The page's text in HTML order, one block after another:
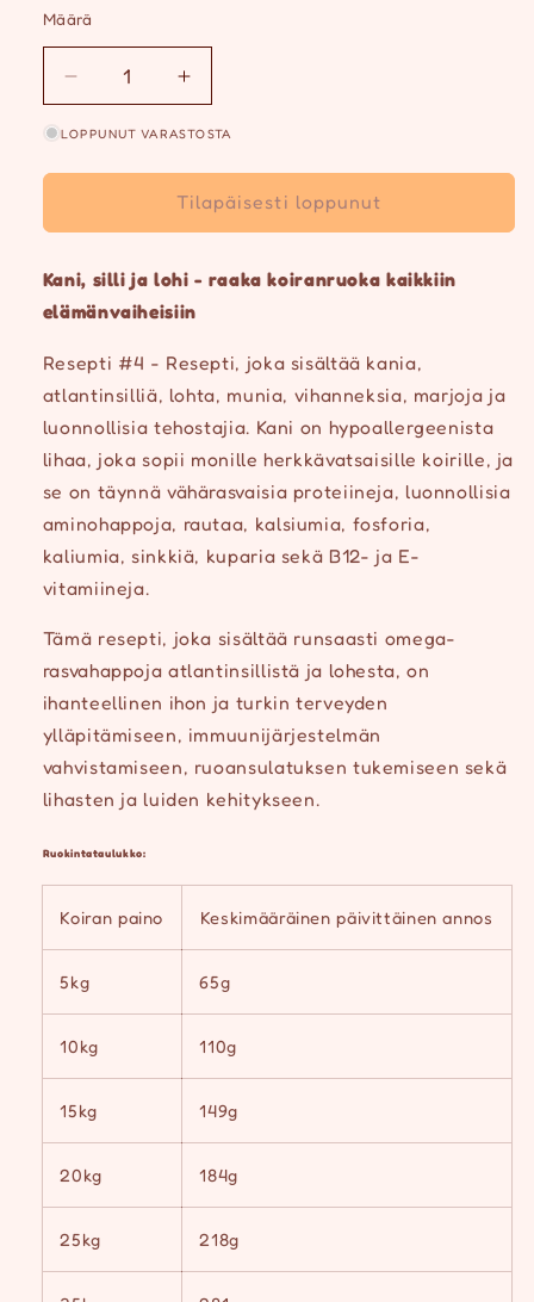
saatavilla saatavilla
Määrä
Määrä
Vähennä
tuotteen
Pala
Kani,
silli
&amp;
100g
määrää
Lisää
tuotteen
Pala
#
Kani,
&amp;
100g
määrää
LOPPUNUT VARASTOSTA
Tilapäisesti loppunut
Kani, silli ja lohi - raaka koiranruoka kaikkiin
elämänvaiheisiin
Resepti #4 - Resepti, joka sisältää kania,
atlantinsilliä, lohta, munia, vihanneksia, marjoja ja
luonnollisia tehostajia. Kani on hypoallergeenista
lihaa, joka sopii monille herkkävatsaisille koirille, ja
se on täynnä vähärasvaisia proteiineja, luonnollisia
aminohappoja, rautaa, kalsiumia, fosforia,
kaliumia, sinkkiä, kuparia sekä B12- ja E-
vitamiineja.
Tämä resepti, joka sisältää runsaasti omega-
rasvahappoja atlantinsillistä ja lohesta, on
ihanteellinen ihon ja turkin terveyden
ylläpitämiseen, immuunijärjestelmän
vahvistamiseen, ruoansulatuksen tukemiseen sekä
lihasten ja luiden kehitykseen.
Ruokintataulukko:
Koiran paino Keskimääräinen päivittäinen annos
5kg 65g
10kg 110g
15kg 149g
20kg 184g
25kg 218g